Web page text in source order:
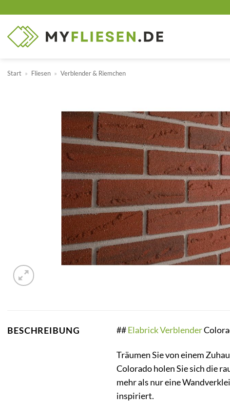
springen
Start » Fliesen » Verblender & Riemchen
BESCHREIBUNG ##ElabrickVerblender
Träumen Sie von einem
Colorado holen Sie sich die
mehr als nur eine
inspiriert.